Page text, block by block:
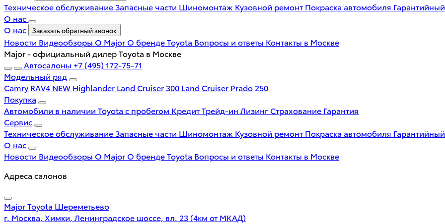
Техническое обслуживаниеЗапасные части Шиномонтаж Кузовной ремонт Покраска автомобиля
О нас
О нас
Заказать обратный звонок
Новости Видеообзоры О Major О бренде Toyota Вопросы и ответы Контакты в Москве
Major - официальный дилер Toyota в Москве
Автосалоны +7 (495) 172-75-71
Модельный ряд
Camry RAV4 NEW Highlander Land Cruiser 300 Land Cruiser Prado 250
Покупка
Автомобили в наличии Toyota с пробегом КредитТрейд-ин Лизинг Страхование Гарантия
Сервис
Техническое обслуживаниеЗапасные части Шиномонтаж Кузовной ремонт Покраска автомобиля
О нас
Новости Видеообзоры О Major О бренде Toyota Вопросы и ответы Контакты в Москве
Адреса салонов
Major Toyota Шереметьево
г. Москва, Химки, Ленинградское шоссе, вл. 23 (4км от МКАД)